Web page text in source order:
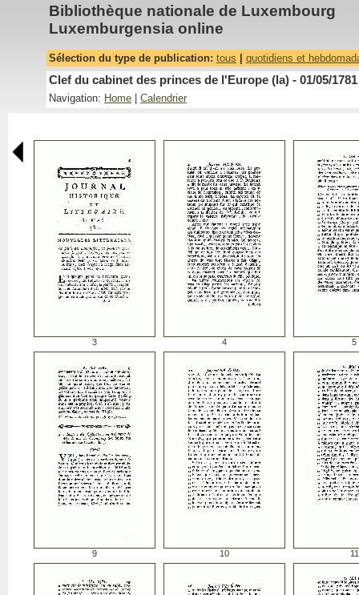
Bibliothèque nationale de Luxembourg
Luxemburgensia online
Sélection du type de publication: tous quotidiens et
Clef du cabinet des princes de l'Europe (la) - 01/05/1781
Navigation: Home Calendrier
3 4 5
9 10 11